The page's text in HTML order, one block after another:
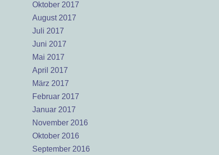
Oktober 2017
August 2017
Juli 2017
Juni 2017
Mai 2017
April 2017
März 2017
Februar 2017
Januar 2017
November 2016
Oktober 2016
September 2016